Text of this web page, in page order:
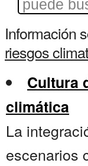
Información
riesgos
Cultura
climática
La
escenarios